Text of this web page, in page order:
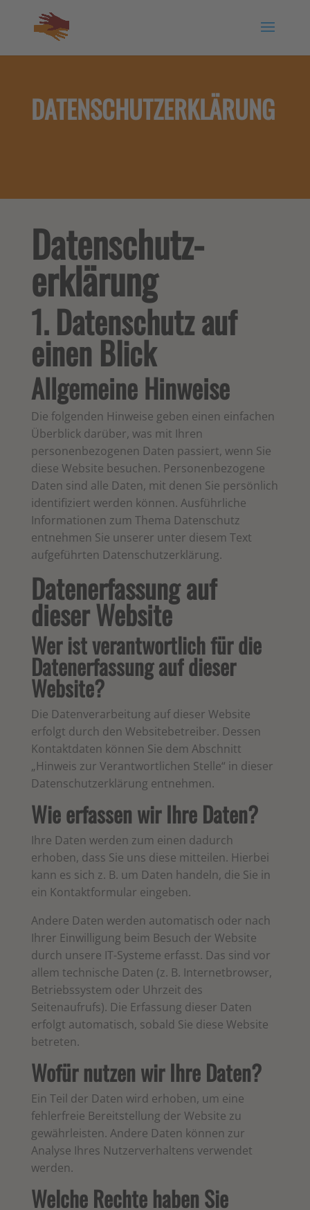
DATENSCHUTZERKLÄRUNG
Datenschutz­
erklärung
1. Datenschutz auf
einen Blick
Allgemeine Hinweise
Die folgenden Hinweise geben einen einfachen
Überblick darüber, was mit Ihren
personenbezogenen Daten passiert, wenn Sie
diese Website besuchen. Personenbezogene
Daten sind alle Daten, mit denen Sie persönlich
identifiziert werden können. Ausführliche
Informationen zum Thema Datenschutz
entnehmen Sie unserer unter diesem Text
aufgeführten Datenschutzerklärung.
Datenerfassung auf
dieser Website
Wer ist verantwortlich für die
Datenerfassung auf dieser
Website?
Die Datenverarbeitung auf dieser Website
erfolgt durch den Websitebetreiber. Dessen
Kontaktdaten können Sie dem Abschnitt
„Hinweis zur Verantwortlichen Stelle“ in dieser
Datenschutzerklärung entnehmen.
Wie erfassen wir Ihre Daten?
Ihre Daten werden zum einen dadurch
erhoben, dass Sie uns diese mitteilen. Hierbei
kann es sich z. B. um Daten handeln, die Sie in
ein Kontaktformular eingeben.
Andere Daten werden automatisch oder nach
Ihrer Einwilligung beim Besuch der Website
durch unsere IT-Systeme erfasst. Das sind vor
allem technische Daten (z. B. Internetbrowser,
Betriebssystem oder Uhrzeit des
Seitenaufrufs). Die Erfassung dieser Daten
erfolgt automatisch, sobald Sie diese Website
betreten.
Wofür nutzen wir Ihre Daten?
Ein Teil der Daten wird erhoben, um eine
fehlerfreie Bereitstellung der Website zu
gewährleisten. Andere Daten können zur
Analyse Ihres Nutzerverhaltens verwendet
werden.
Welche Rechte haben Sie